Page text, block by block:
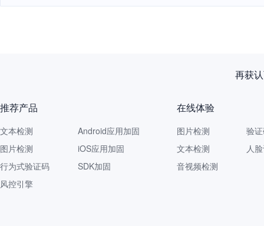
再获
推荐产品
文本检测
图片检测
行为式验证码
风控引擎
Android应用加固
iOS应用加固
SDK加固
在线体验
图片检测
文本检测
音视频检测
验
人